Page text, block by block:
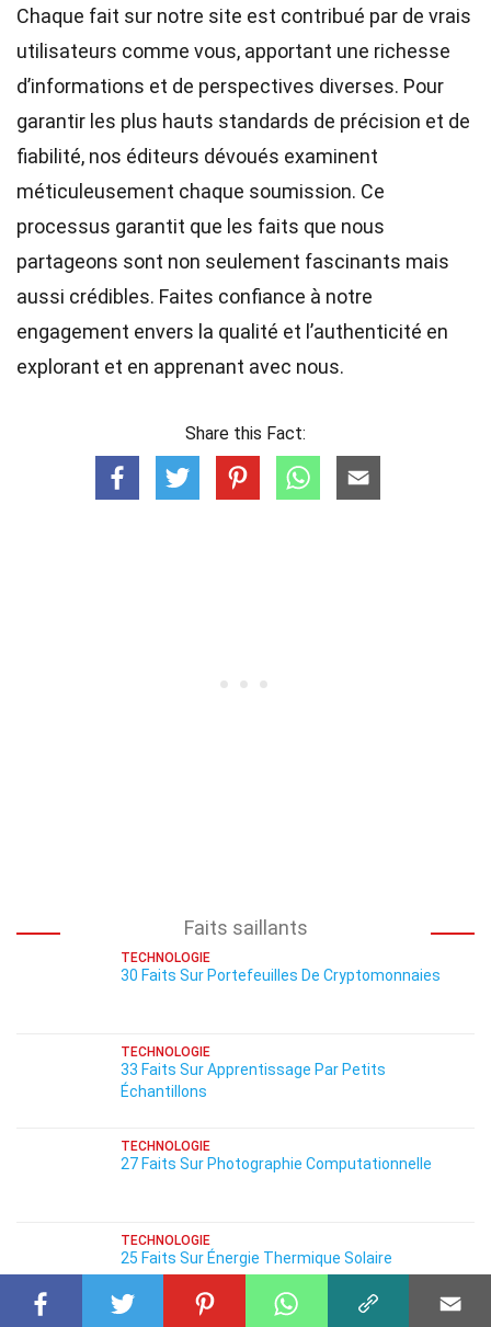
Chaque fait sur notre site est contribué par de vrais
utilisateurs comme vous, apportant une richesse
d’informations et de perspectives diverses. Pour
garantir les plus hauts standards de précision et de
fiabilité, nos éditeurs dévoués examinent
méticuleusement chaque soumission. Ce
processus garantit que les faits que nous
partageons sont non seulement fascinants mais
aussi crédibles. Faites confiance à notre
engagement envers la qualité et l’authenticité en
explorant et en apprenant avec nous.
Share this Fact:
Faits saillants
TECHNOLOGIE
30 Faits Sur Portefeuilles De Cryptomonnaies
TECHNOLOGIE
33 Faits Sur Apprentissage Par Petits
Échantillons
TECHNOLOGIE
27 Faits Sur Photographie Computationnelle
TECHNOLOGIE
25 Faits Sur Énergie Thermique Solaire